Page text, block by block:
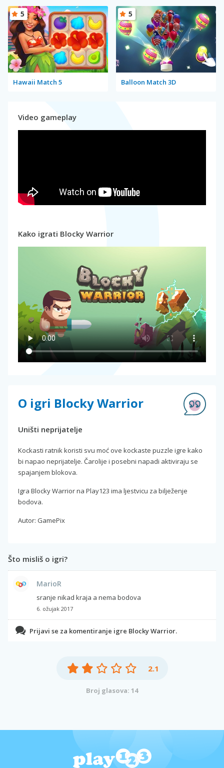
Hawaii Match 5
5
Balloon Match 3D
5
Video gameplay
Kako igrati Blocky Warrior
O igri Blocky Warrior
Uništi neprijatelje
Kockasti ratnik koristi svu moć ove kockaste puzzle igre kako
bi napao neprijatelje. Čarolije i posebni napadi aktiviraju se
spajanjem blokova.
Igra Blocky Warrior na Play123 ima ljestvicu za bilježenje
bodova.
Autor: GamePix
Što misliš o igri?
MarioR
sranje nikad kraja a nema bodova
6. ožujak 2017
Prijavi se za komentiranje igre Blocky Warrior.
2.1
Broj glasova: 14